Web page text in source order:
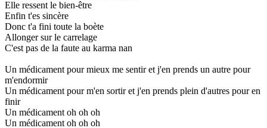
Elle ressent le bien-être
Enfin t'es sincère
Donc t'a fini toute la boète
Allonger sur le carrelage
C'est pas de la faute au karma nan
Un médicament pour mieux me sentir et j'en prends un autre pour
m'endormir
Un médicament pour m'en sortir et j'en prends plein d'autres pour en
finir
Un médicament oh oh oh
Un médicament oh oh oh